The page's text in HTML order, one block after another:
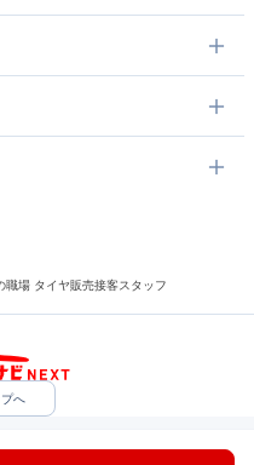
職場 タイヤ販売接客スタッフ
へ